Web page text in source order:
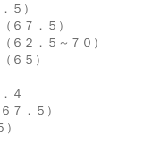
５）
６７．５）
６２．５～７０）
６５）
．４
７．５）